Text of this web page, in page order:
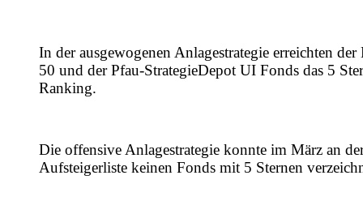
In der ausgewogenen Anlagestrategie erreichten
50 und der Pfau-StrategieDepot UI Fonds das 5
Ranking.
Die offensive Anlagestrategie konnte im März an
Aufsteigerliste keinen Fonds mit 5 Sternen